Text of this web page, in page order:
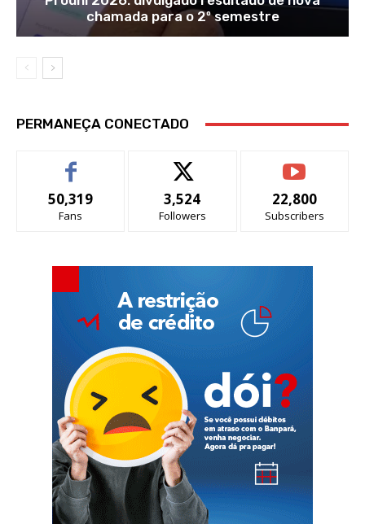
chamada para o 2º semestre
PERMANEÇA CONECTADO
50,319
Fans
3,524
Followers
22,800
Subscribers